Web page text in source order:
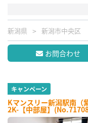
新潟県 新潟市中央区
お問合わせ
キャンペーン
Kマンスリー新潟駅南（
2K-【中部屋】